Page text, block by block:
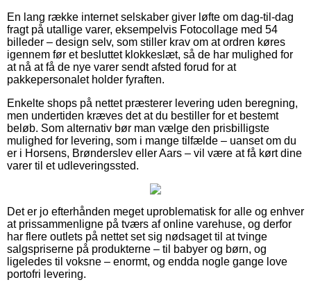
En lang række internet selskaber giver løfte om dag-til-dag
fragt på utallige varer, eksempelvis Fotocollage med 54
billeder – design selv, som stiller krav om at ordren køres
igennem før et besluttet klokkeslæt, så de har mulighed for
at nå at få de nye varer sendt afsted forud for at
pakkepersonalet holder fyraften.
Enkelte shops på nettet præsterer levering uden beregning,
men undertiden kræves det at du bestiller for et bestemt
beløb. Som alternativ bør man vælge den prisbilligste
mulighed for levering, som i mange tilfælde – uanset om du
er i Horsens, Brønderslev eller Aars – vil være at få kørt dine
varer til et udleveringssted.
Det er jo efterhånden meget uproblematisk for alle og enhver
at prissammenligne på tværs af online varehuse, og derfor
har flere outlets på nettet set sig nødsaget til at tvinge
salgspriserne på produkterne – til babyer og børn, og
ligeledes til voksne – enormt, og endda nogle gange love
portofri levering.